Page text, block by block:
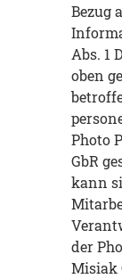
Bezug
Abs. 1
oben
Photo
GbR
kann
der
Misiak